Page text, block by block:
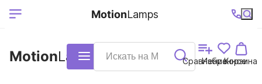
Ваш регион
Выберите ваш
+7 (495)740-
38-68
График
работы
MotionLamps Каталог Сравнение
Избранное
Корзина
MotionLamps